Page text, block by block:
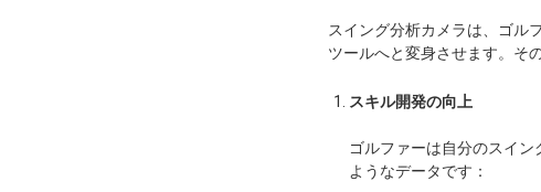
スイング分析カメラは、ゴル
ツールへと変身させます。そ
スキル開発の向上
ゴルファーは自分のスイ
ようなデータです：